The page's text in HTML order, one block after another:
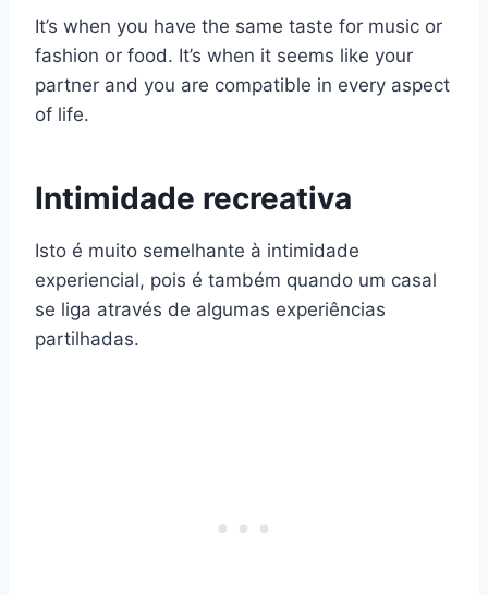
It’s when you have the same taste for music or
fashion or food. It’s when it seems like your
partner and you are compatible in every aspect
of life.
Intimidade recreativa
Isto é muito semelhante à intimidade
experiencial, pois é também quando um casal
se liga através de algumas experiências
partilhadas.